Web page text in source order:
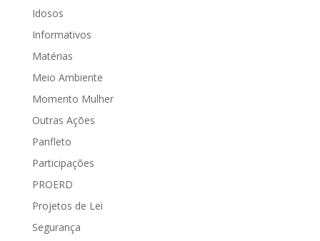
Idosos
Informativos
Matérias
Meio Ambiente
Momento Mulher
Outras Ações
Panfleto
Participações
PROERD
Projetos de Lei
Segurança